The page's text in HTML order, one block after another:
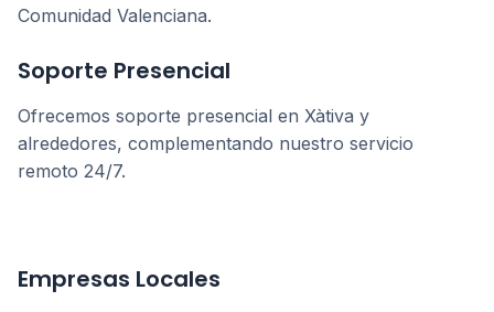
Comunidad Valenciana.
Soporte Presencial
Ofrecemos soporte presencial en Xàtiva y
alrededores, complementando nuestro servicio
remoto 24/7.
Empresas Locales